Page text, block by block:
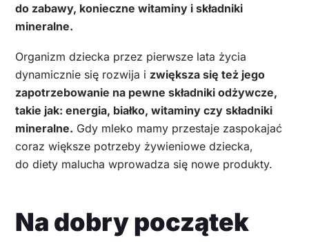
do zabawy, konieczne witaminy i składniki
mineralne.
Organizm dziecka przez pierwsze lata życia
dynamicznie się rozwija i zwiększa się też jego
zapotrzebowanie na pewne składniki odżywcze,
takie jak: energia, białko, witaminy czy składniki
mineralne. Gdy mleko mamy przestaje zaspokajać
coraz większe potrzeby żywieniowe dziecka,
do diety malucha wprowadza się nowe produkty.
Na dobry początek